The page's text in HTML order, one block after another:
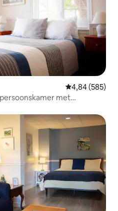
Gemiddelde
4,84 (585)
met